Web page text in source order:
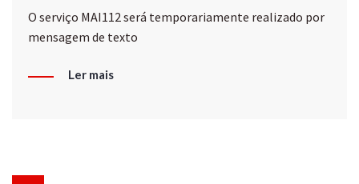
O serviço MAI112 será temporariamente realizado por
mensagem de texto
Ler mais